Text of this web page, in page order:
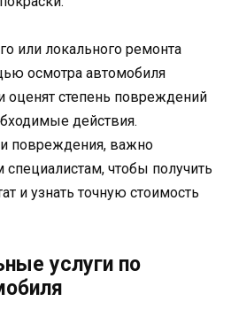
или локального ремонта
осмотра автомобиля
оценят степень повреждений
действия.
повреждения, важно
чтобы получить
и узнать точную стоимость
услуги по